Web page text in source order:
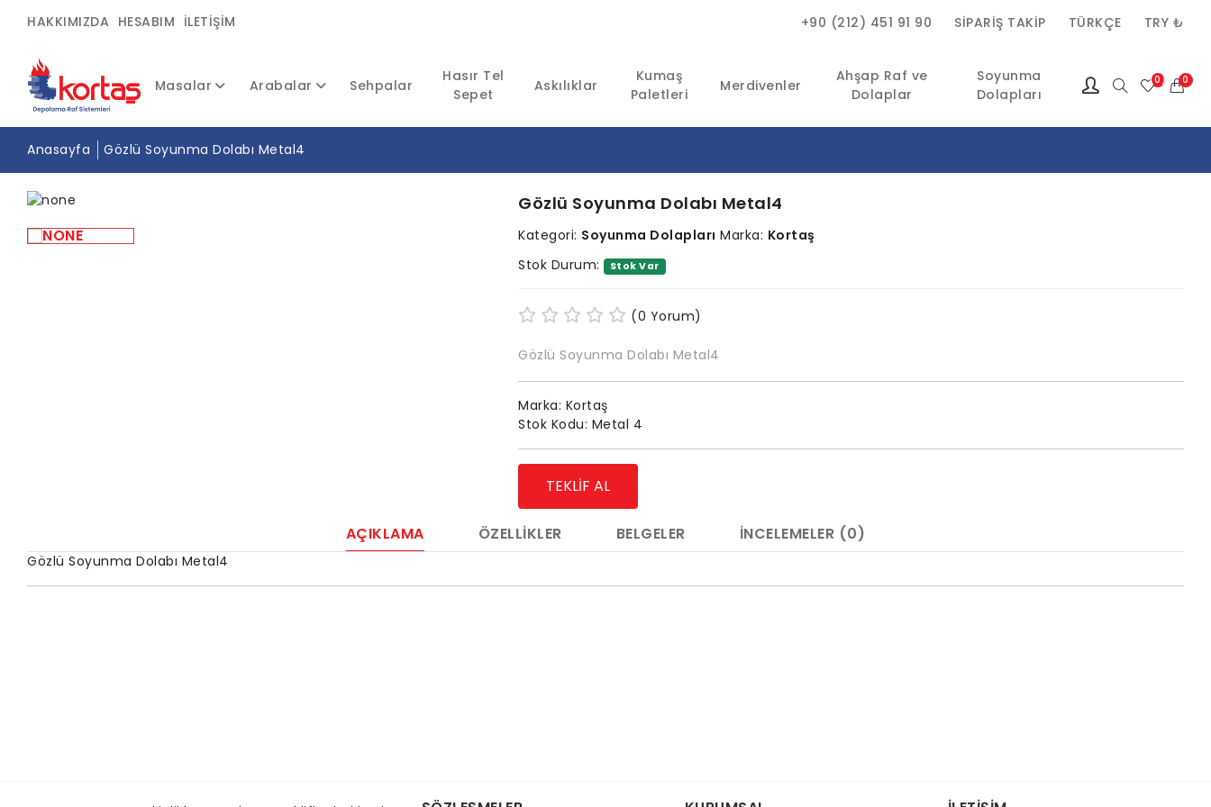
HAKKIMIZDA HESABIM İLETIŞIM +90 (212) 451 91 90 SIPARIŞ TAKIP TÜRKÇE TRY ₺
Masalar Arabalar Sehpalar
Hasır Tel
Sepet
Askılıklar
Kumaş
Paletleri
Merdivenler
Ahşap Raf ve
Dolaplar
Soyunma
Dolapları
(0) 0
Anasayfa Gözlü Soyunma Dolabı Metal4
Gözlü Soyunma Dolabı Metal4
Kategori: Soyunma Dolapları Marka: Kortaş
Stok Durum:
Stok Var
(0 Yorum)
Gözlü Soyunma Dolabı Metal4
Marka: Kortaş
Stok Kodu: Metal 4
TEKLIF AL
AÇIKLAMA ÖZELLIKLER BELGELER İNCELEMELER (0)
Gözlü Soyunma Dolabı Metal4